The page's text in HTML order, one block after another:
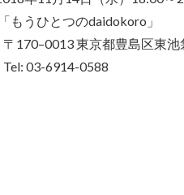
もうひとつのdaidokoro」
東京都豊島区東池袋
6914-0588